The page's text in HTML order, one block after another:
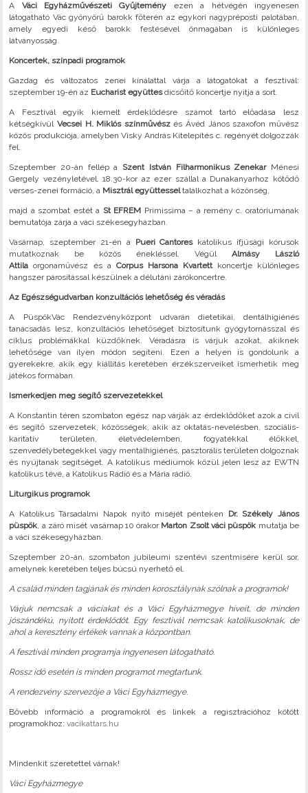
A Váci Egyházművészeti Gyűjtemény ezen a hétvégén ingyenesen
látogatható Vác gyönyörű barokk főterén az egykori nagypréposti palotában,
amely egyedi késő barokk festésével önmagában is különleges
látványosság.
Koncertek, színpadi programok
Gazdag és változatos zenei kínálattal várja a látogatókat a fesztivál:
szeptember 19-én az Eucharist együttesdicsőítő koncertje nyitja a sort.
A Fesztivál egyik kiemelt érdeklődésre számot tartó előadása lesz
kétségkívülVecsei H. Miklós színművészés Ávéd János szaxofon művész
közös produkciója, amelyben Visky András Kitelepítés c. regényét dolgozzák
fel.
Szeptember 20-án fellép a Szent István Filharmonikus ZenekarMénesi
Gergely vezényletével. 18.30-kor az ezer szállal a Dunakanyarhoz kötődő
verses-zenei formáció, a Misztrál együttesseltalálkozhat a közönség,
majd a szombat estét a St EFREM Primissima – a remény c. oratóriumának
bemutatója zárja a váci székesegyházban.
Vasárnap, szeptember 21-én a Pueri Cantoreskatolikus ifjúsági kórusok
mutatkoznak be közös énekléssel. Végül Almásy László
Attila orgonaművész és a Corpus Harsona Kvartett koncertje különleges
hangszer párosítással készülnek a délutáni zárókoncertre.
Az Egészségudvarban konzultációs lehetőség és véradás
A PüspökVác Rendezvényközpont udvarán dietetikai, dentálhigiénés
tanácsadás lesz, konzultációs lehetőséget biztosítunk gyógytornásszal és
ciklus problémákkal küzdőknek. Véradásra is várjuk azokat, akiknek
lehetősége van ilyen módon segíteni. Ezen a helyen is gondolunk a
gyerekekre, akik egy kiállítás keretében érzékszerveiket ismerhetik meg
játékos formában.
Ismerkedjen meg segítő szervezetekkel
A Konstantin téren szombaton egész nap várják az érdeklődőket azok a civil
és segítő szervezetek, közösségek, akik az oktatás-nevelésben, szociális-
karitatív területen, életvédelemben, fogyatékkal élőkkel,
szenvedélybetegekkel vagy mentálhigiénés, pasztorális területen dolgoznak
és nyújtanak segítséget. A katolikus médiumok közül jelen lesz az EWTN
katolikus tévé, a Katolikus Rádió és a Mária rádió.
Liturgikus programok
A Katolikus Társadalmi Napok nyitó miséjét pénteken Dr. Székely János
püspök, a záró misét vasárnap 10 órakor Marton Zsolt váci püspök mutatja be
a váci székesegyházban.
Szeptember 20-án, szombaton jubileumi szentévi szentmisére kerül sor,
amelynek keretében teljes búcsú nyerhető el.
A család minden tagjának és minden korosztálynak szólnak a programok!
Várjuk nemcsak a váciakat és a Váci Egyházmegye híveit, de minden
jószándékú, nyitott érdeklődőt. Egy fesztivál nemcsak katolikusoknak, de
ahol a keresztény értékek vannak a központban.
A fesztivál minden programja ingyenesen látogatható.
Rossz idő esetén is minden programot megtartunk.
A rendezvény szervezője a Váci Egyházmegye.
Bővebb információ a programokról és linkek a regisztrációhoz kötött
programokhoz:vacikattars.hu
Mindenkit szeretettel várnak!
Váci Egyházmegye